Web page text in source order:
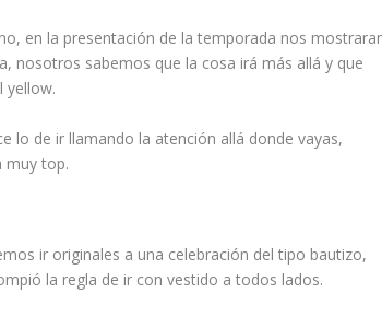
en la presentación de la temporada nos
nosotros sabemos que la cosa irá más allá y que
yellow.
lo de ir llamando la atención allá donde vayas,
muy top.
ir originales a una celebración del tipo bautizo,
la regla de ir con vestido a todos lados.